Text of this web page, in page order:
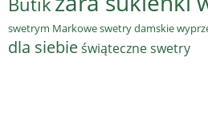
swetrym Markowe swetry damskie
dla siebieświąteczne swetry